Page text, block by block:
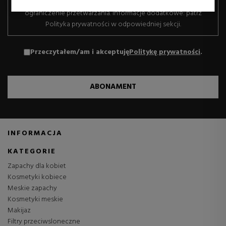
reklamodawców.
ograniczenie przetwarzania. Informacje dodatkowe: patrz
Polityka prywatności w odpowiedniej sekcji.
Przeczytałem/am i akceptujęPolitykę prywatności.
ABONAMENT
INFORMACJA
KATEGORIE
Zapachy dla kobiet
Kosmetyki kobiece
Meskie zapachy
Kosmetyki meskie
Makijaz
Filtry przeciwsloneczne